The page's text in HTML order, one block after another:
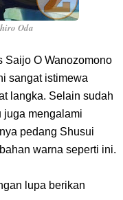
Oda
Saijo O Wanozomono
sangat istimewa
langka. Selain sudah
juga mengalami
pedang Shusui
warna seperti ini.
lupa berikan